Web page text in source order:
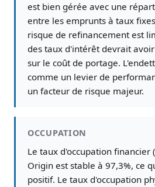
est bien gérée avec une
entre les emprunts à taux
risque de refinancement est
des taux d'intérêt devrait
sur le coût de portage.
comme un levier de
un facteur de risque majeur.
OCCUPATION
Le taux d'occupation financier
Origin est stable à 97,3%, ce
positif. Le taux d'occupation